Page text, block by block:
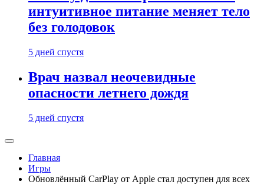
интуитивное питание меняет тело
без голодовок
5 дней спустя
Врач назвал неочевидные
опасности летнего дождя
5 дней спустя
Главная
Игры
Обновлённый CarPlay от Apple стал доступен для всех